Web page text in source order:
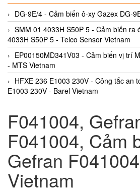
DG-9E/4 - Cảm biến ô-xy Gazex DG-
SMM 01 4033H S50P 5 - Cảm biến ra
4033H S50P 5 - Telco Sensor Vietnam
EP00150MD341V03 - Cảm biến vị trí
- MTS Vietnam
HFXE 236 E1003 230V - Công tắc an
E1003 230V - Barel Vietnam
F041004,
F041004, Cảm
Gefran
Vietnam